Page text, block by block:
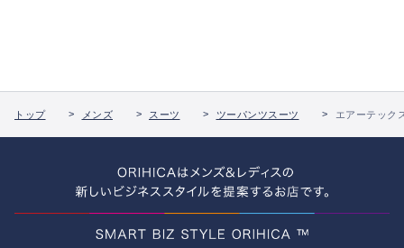
トップ メンズ スーツ ツーパンツスーツ エアーテック